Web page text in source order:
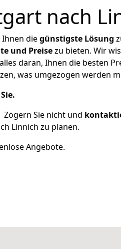
nach
diegünstigste Lösung
und Preisezu bieten. Wir
daran, Ihnen die besten
was umgezogen werden
Zögern Sie nicht und
Linnich zu planen.
Angebote.